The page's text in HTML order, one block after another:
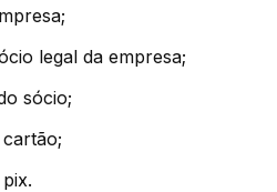
legal da empresa;
sócio;